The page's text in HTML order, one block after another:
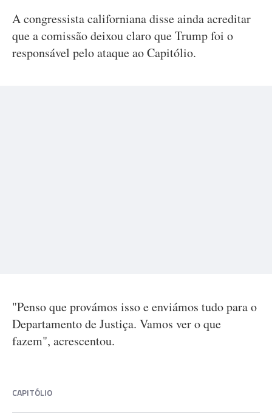
A congressista californiana disse ainda acreditar
que a comissão deixou claro que Trump foi o
responsável pelo ataque ao Capitólio.
"Penso que provámos isso e enviámos tudo para o
Departamento de Justiça. Vamos ver o que
fazem", acrescentou.
CAPITÓLIO